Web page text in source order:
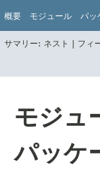
概要 モジュール パッ
サマリー: ネスト | フィ
モジュ
パッケ